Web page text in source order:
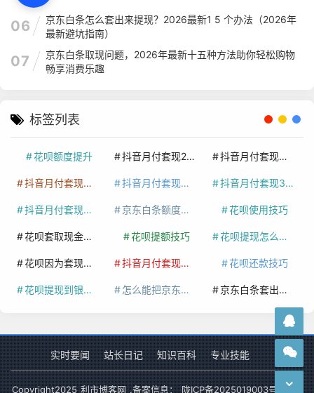
06
京东白条怎么套出来提现？2026最新1 5 个办法（2026年
最新避坑指南）
07
京东白条取现问题，2026年最新十五种方法助你轻松购物
畅享消费乐趣
标签列表
花呗额度提升 抖音月付套现24小时接单 抖音月付套现怎么套
抖音月付套现多少手续费 抖音月付套现商家有哪些 抖音月付套现30秒技巧
抖音月付套现最新方法 京东白条额度提升 花呗使用技巧
花呗套取现金最佳方法 花呗提额技巧 花呗提现怎么操作
花呗因为套现被限额了这种情况要多久才会好 抖音月付套现秒回100起 花呗还款技巧
花呗提现到银行卡 怎么能把京东白条额度钱套出来 京东白条套出来手续费多少
实时要闻 站长日记 知识百科 专业技能
Copyright2025 利市博客网 .备案信息： 陇ICP备2025019003号-1